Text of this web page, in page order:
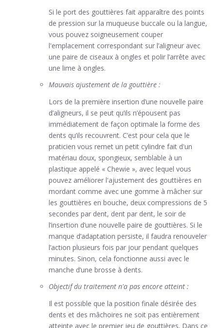
Si le port des gouttières fait apparaître des points
de pression sur la muqueuse buccale ou la langue,
vous pouvez soigneusement couper
l'emplacement correspondant sur l’aligneur avec
une paire de ciseaux à ongles et polir l’arrête avec
une lime à ongles.
Mauvais ajustement de la gouttière :
Lors de la première insertion d’une nouvelle paire
d’aligneurs, il se peut qu’ils n’épousent pas
immédiatement de façon optimale la forme des
dents qu’ils recouvrent. C’est pour cela que le
praticien vous remet un petit cylindre fait d'un
matériau doux, spongieux, semblable à un
plastique appelé « Chewie », avec lequel vous
pouvez améliorer l'ajustement des gouttières en
mordant comme avec une gomme à mâcher sur
les gouttières en bouche, deux compressions de 5
secondes par dent, dent par dent, le soir de
l’insertion d’une nouvelle paire de gouttières. Si le
manque d’adaptation persiste, il faudra renouveler
l’action plusieurs fois par jour pendant quelques
minutes. Sinon, cela fonctionne aussi avec le
manche d’une brosse à dents.
Objectif du traitement n'a pas encore atteint :
Il est possible que la position finale désirée des
dents et des mâchoires ne soit pas entièrement
atteinte avec le premier jeu de gouttières. Dans ce